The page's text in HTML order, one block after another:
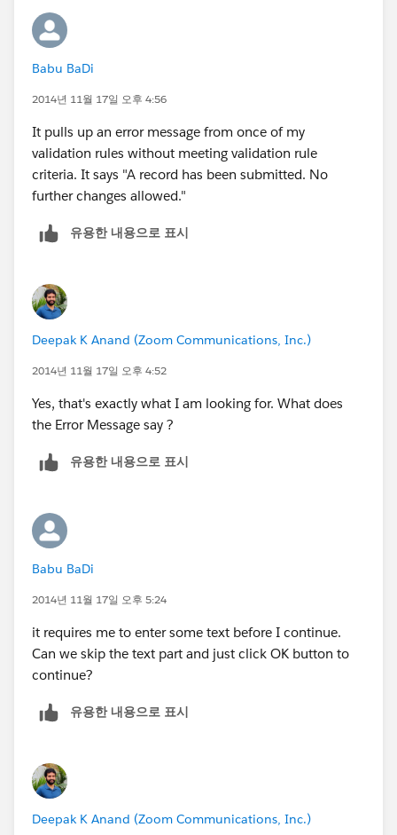
if(result[0].success ===
                location.reload();
            }
            else{
"An Error has
                    result[0].errors.message
                );
            }
    }
        alert(
"This record has already been
    }
}
    alert(
"An unexpected Error has Occurred.
        e
    );
Babu BaDi
2014년 11월 17일 오후 4:56
It pulls up an error message from once of my
validation rules without meeting validation rule
criteria. It says "A record has been submitted. No
further changes allowed."
유용한 내용으로 표시
Deepak K Anand (‎‎‎‎‎‎Zoom Communications, Inc.)
2014년 11월 17일 오후 4:52
Yes, that's exactly what I am looking for. What does
the Error Message say ?
유용한 내용으로 표시
Babu BaDi
2014년 11월 17일 오후 5:24
it requires me to enter some text before I continue.
Can we skip the text part and just click OK button to
continue?
유용한 내용으로 표시
Deepak K Anand (‎‎‎‎‎‎Zoom Communications, Inc.)